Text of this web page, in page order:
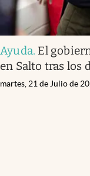
Ayuda. El
en Salto tras los
martes, 21 de Julio de